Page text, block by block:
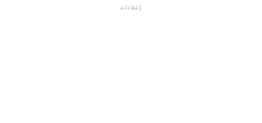
إعلانات